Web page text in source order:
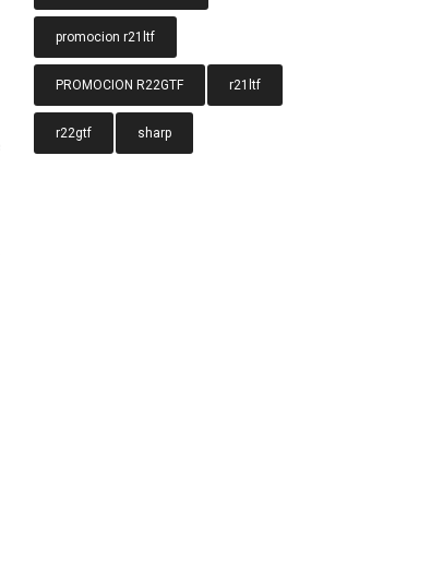
promocion r21ltf
PROMOCION R22GTF r21ltf
r22gtf sharp